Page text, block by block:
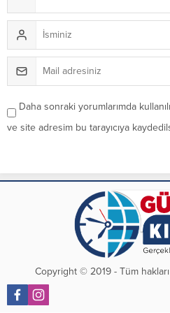
Daha sonraki yorumlarımda
ve site adresim bu tarayıcıya
Copyright © 2019 - Tüm